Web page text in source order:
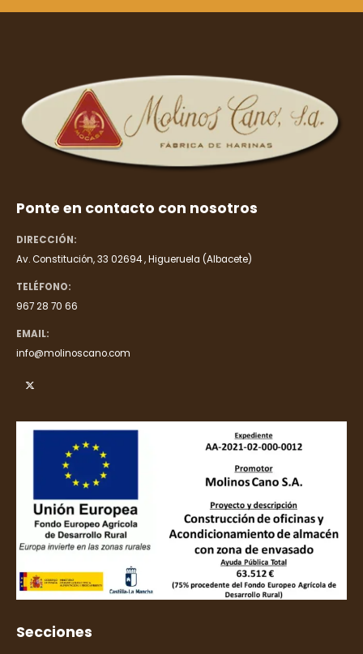
Ponte en contacto con nosotros
DIRECCIÓN:
Av. Constitución, 33 02694 , Higueruela (Albacete)
TELÉFONO:
967 28 70 66
EMAIL:
info@molinoscano.com
Secciones